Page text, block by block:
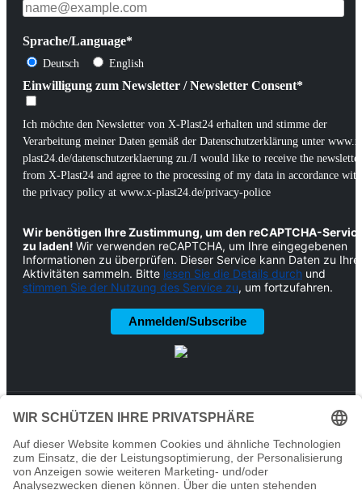
Sprache/Language*
Deutsch English
Einwilligung zum Newsletter / Newsletter Consent*
Ich möchte den Newsletter von X-Plast24 erhalten und stimme der
Verarbeitung meiner Daten gemäß der Datenschutzerklärung unter
plast24.de/datenschutzerklaerung zu./I would like to receive the newsletter
from X-Plast24 and agree to the processing of my data in accordance with
the privacy policy at www.x-plast24.de/privacy-police
Wir benötigen Ihre Zustimmung, um den reCAPTCHA-
zu laden! Wir verwenden reCAPTCHA, um Ihre eingegebenen
Informationen zu überprüfen. Dieser Service kann Daten zu
Aktivitäten sammeln. Bitte lesen Sie die Details durch und
stimmen Sie der Nutzung des Service zu, um fortzufahren.
Anmelden/Subscribe
X-Plast24 © 2025. Alle Rechte vorbehalten.